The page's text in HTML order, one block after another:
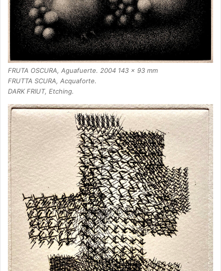
FRUTA OSCURA, Aguafuerte. 2004 143 x 93 mm
FRUTTA SCURA, Acquaforte.
DARK FRIUT, Etching.